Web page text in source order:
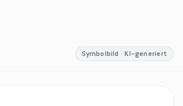
Symbolbild · KI-generiert